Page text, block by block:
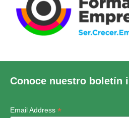
Conoce nuestro boletín
Email Address *